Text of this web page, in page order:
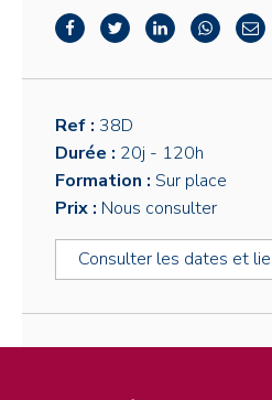
Ref : 38D
Durée : 20j - 120h
Formation : Sur place
Prix : Nous consulter
Consulter les dates et